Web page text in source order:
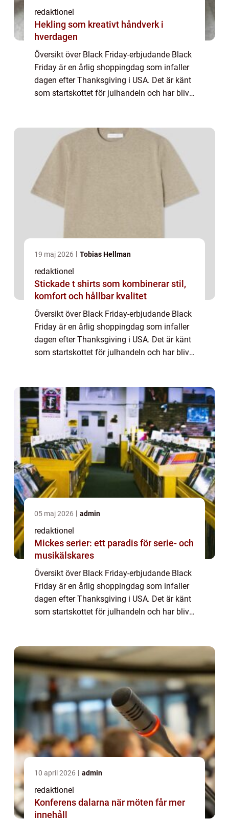
redaktionel
Hekling som kreativt håndverk i
hverdagen
Översikt över Black Friday-erbjudande Black
Friday är en årlig shoppingdag som infaller
dagen efter Thanksgiving i USA. Det är känt
som startskottet för julhandeln och har blivit
19 maj 2026 Tobias Hellman
redaktionel
Stickade t shirts som kombinerar stil,
komfort och hållbar kvalitet
Översikt över Black Friday-erbjudande Black
Friday är en årlig shoppingdag som infaller
dagen efter Thanksgiving i USA. Det är känt
som startskottet för julhandeln och har blivit
de...
05 maj 2026 admin
redaktionel
Mickes serier: ett paradis för serie- och
musikälskares
Översikt över Black Friday-erbjudande Black
Friday är en årlig shoppingdag som infaller
dagen efter Thanksgiving i USA. Det är känt
som startskottet för julhandeln och har blivit
de...
10 april 2026 admin
redaktionel
Konferens dalarna när möten får mer
innehåll